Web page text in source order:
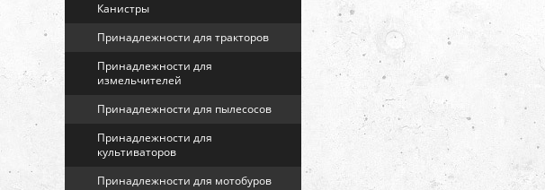
Канистры
Принадлежности для тракторов
Принадлежности для
измельчителей
Принадлежности для пылесосов
Принадлежности для
культиваторов
Принадлежности для мотобуров